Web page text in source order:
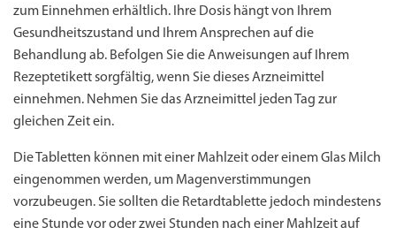
zum Einnehmen erhältlich. Ihre Dosis hängt von Ihrem
Gesundheitszustand und Ihrem Ansprechen auf die
Behandlung ab. Befolgen Sie die Anweisungen auf Ihrem
Rezeptetikett sorgfältig, wenn Sie dieses Arzneimittel
einnehmen. Nehmen Sie das Arzneimittel jeden Tag zur
gleichen Zeit ein.
Die Tabletten können mit einer Mahlzeit oder einem Glas Milch
eingenommen werden, um Magenverstimmungen
vorzubeugen. Sie sollten die Retardtablette jedoch mindestens
eine Stunde vor oder zwei Stunden nach einer Mahlzeit auf